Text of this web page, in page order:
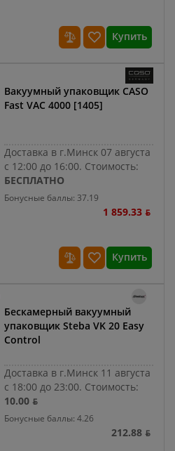
Купить
Вакуумный упаковщик CASO
Fast VAC 4000 [1405]
Доставка в г.Минск 07 августа
с 12:00 до 16:00. Стоимость:
БЕСПЛАТНО
Бонусные баллы: 37.19
1 859.33 ƃ
Купить
Бескамерный вакуумный
упаковщик Steba VK 20 Easy
Control
Доставка в г.Минск 11 августа
с 18:00 до 23:00. Стоимость:
10.00 ƃ
Бонусные баллы: 4.26
212.88 ƃ